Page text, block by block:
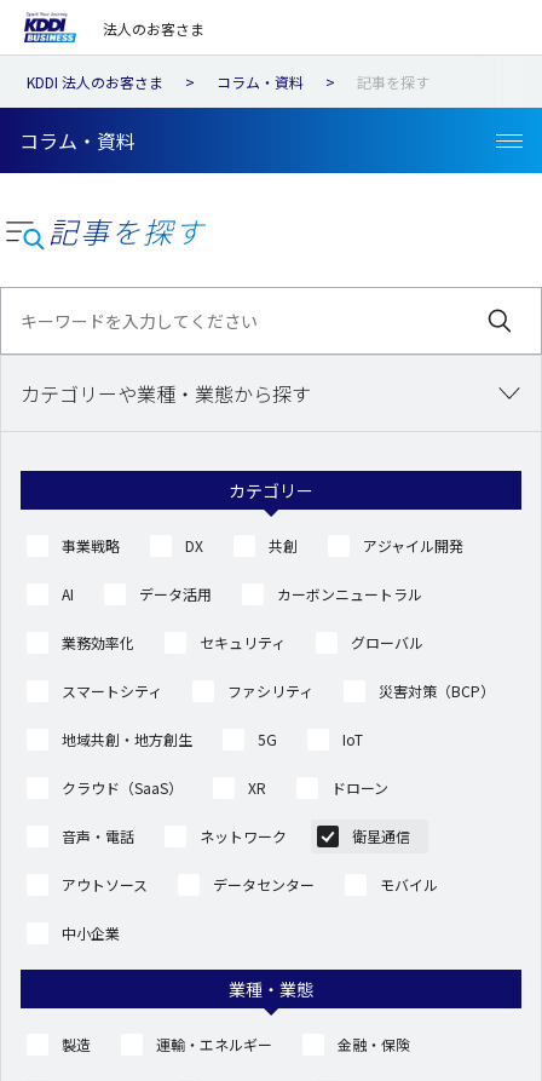
法人のお客さま
KDDI 法人のお客さま コラム・資料 記事を探す
コラム・資料
記事を探す
カテゴリーや業種・業態から探す
カテゴリー
事業戦略 DX 共創 アジャイル開発
AI データ活用 カーボンニュートラル
業務効率化 セキュリティ グローバル
スマートシティ ファシリティ 災害対策（BCP）
地域共創・地方創生 5G IoT
クラウド（SaaS） XR ドローン
音声・電話 ネットワーク 衛星通信
アウトソース データセンター モバイル
中小企業
業種・業態
製造 運輸・エネルギー 金融・保険